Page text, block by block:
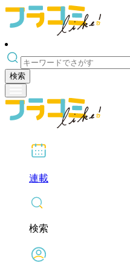
検索
連載
検索